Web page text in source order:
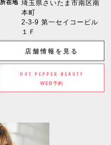
所在地 埼玉県さいたま市南区南
本町
2-3-9 第一セイコービル
１Ｆ
店舗情報を見る
HOT PEPPER BEAUTY
WEB予約